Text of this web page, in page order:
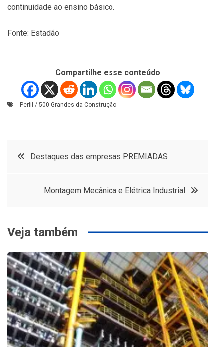
continuidade ao ensino básico.
Fonte: Estadão
Compartilhe esse conteúdo
Perfil / 500 Grandes da Construção
Navegação
Destaques das empresas PREMIADAS
Montagem Mecânica e Elétrica Industrial
Veja também